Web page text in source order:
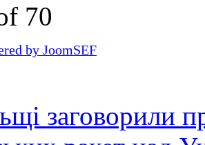
70
by JoomSEF
заговорили